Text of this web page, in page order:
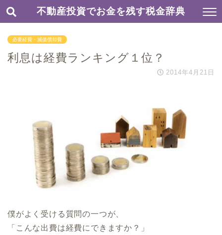
不動産投資でお金を残す税金辞典
必要経費・減価償却費
利息は経費ランキング１位？
2014年4月21日
僕がよく受ける質問の一つが、
「こんな出費は経費にできますか？」